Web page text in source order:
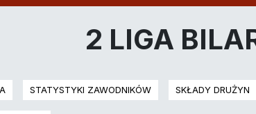
2 LIGA
STATYSTYKI ZAWODNIKÓW SKŁADY DRUŻYN